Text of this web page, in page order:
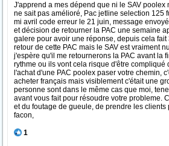
J'apprend a mes dépend que ni le SAV poolex
ne sait pas amélioré, Pac jetline selection 125
mi avril code erreur le 21 juin, message
et décision de retourner la PAC une semaine
galere pour avoir une réponse, depuis cela fait
retour de cette PAC mais le SAV est vraiment
j'espère qu'il me retournerons la PAC avant la
rythme ou ils vont cela risque d'être compliqué
l'achat d'une PAC poolex paser votre chemin,
acheter français mais visiblement c'était une
personne sont dans le même cas que moi,
avant vous fait pour résoudre votre probleme.
et du foutage de gueule, de prendre les clients
facon,
1